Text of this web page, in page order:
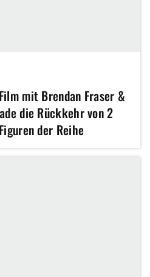
mit Brendan Fraser &
die Rückkehr von 2
der Reihe